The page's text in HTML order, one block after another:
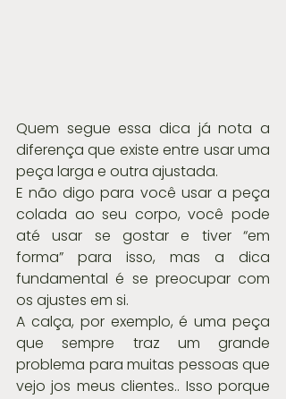
Quem segue essa dica já nota a
diferença que existe entre usar uma
peça larga e outra ajustada.
E não digo para você usar a peça
colada ao seu corpo, você pode
até usar se gostar e tiver “em
forma” para isso, mas a dica
fundamental é se preocupar com
os ajustes em si.
A calça, por exemplo, é uma peça
que sempre traz um grande
problema para muitas pessoas que
vejo jos meus clientes.. Isso porque